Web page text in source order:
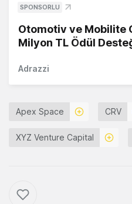
SPONSORLU
Otomotiv ve Mobilite
Milyon TL Ödül
Adrazzi
Apex Space CRV
XYZ Venture Capital